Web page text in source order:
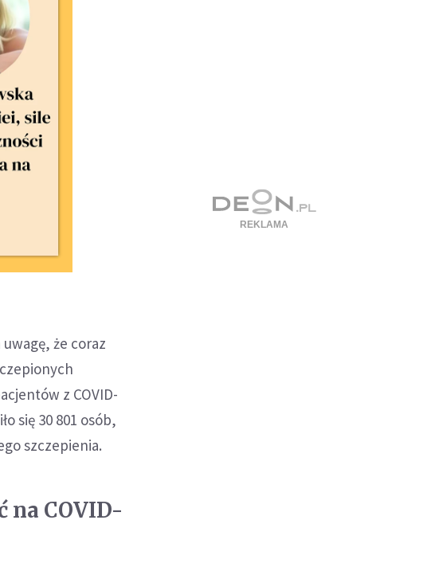
że coraz
z COVID-
się 30 801 osób,
szczepienia.
na COVID-